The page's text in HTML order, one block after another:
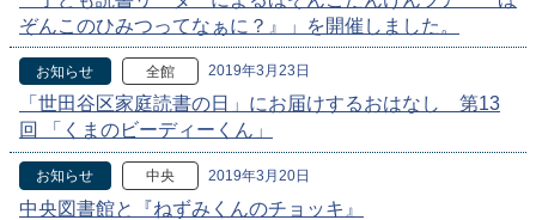
ぞんこのひみつってなぁに？』」を開催しました。
お知らせ 全館 2019年3月23日
「世田谷区家庭読書の日」にお届けするおはなし 第13
回 「くまのビーディーくん」
お知らせ 中央 2019年3月20日
中央図書館と『ねずみくんのチョッキ』